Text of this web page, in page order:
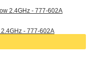
- 777-602A